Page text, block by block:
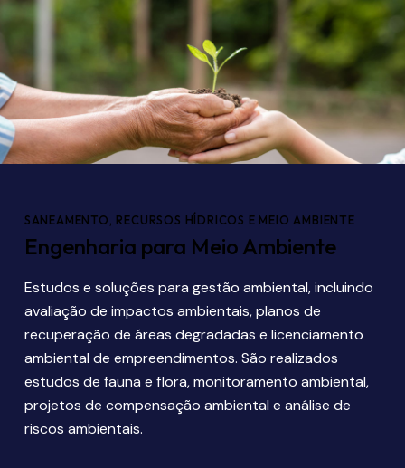
SANEAMENTO, RECURSOS HÍDRICOS E MEIO AMBIENTE
Engenharia para Meio Ambiente
Estudos e soluções para gestão ambiental, incluindo
avaliação de impactos ambientais, planos de
recuperação de áreas degradadas e licenciamento
ambiental de empreendimentos. São realizados
estudos de fauna e flora, monitoramento ambiental,
projetos de compensação ambiental e análise de
riscos ambientais.